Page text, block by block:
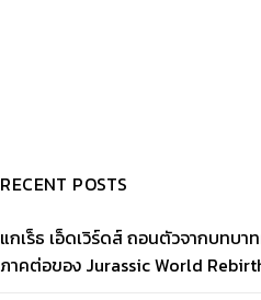
RECENT POSTS
แกเร็ธ เอ็ดเวิร์ดส์ ถอนตัวจากบทบา
ภาคต่อของ Jurassic World